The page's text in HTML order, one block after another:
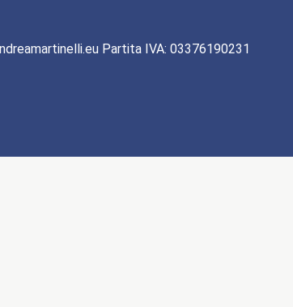
Partita IVA: 03376190231